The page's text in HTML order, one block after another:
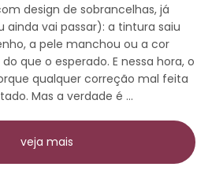
design de sobrancelhas, já
ainda vai passar): a tintura saiu
a pele manchou ou a cor
que o esperado. E nessa hora, o
qualquer correção mal feita
Mas a verdade é ...
veja mais